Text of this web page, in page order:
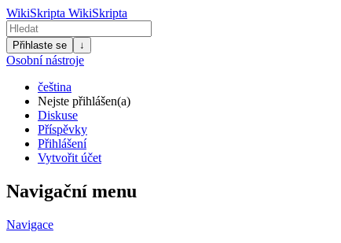
WikiSkripta WikiSkripta
Přihlaste se ↓
Osobní nástroje
čeština
Nejste přihlášen(a)
Diskuse
Příspěvky
Přihlášení
Vytvořit účet
Navigační menu
Navigace